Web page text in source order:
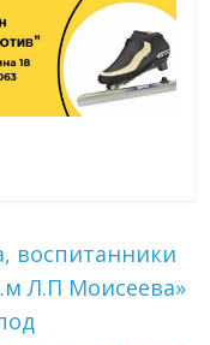
воспитанники
Л.П Моисеева»